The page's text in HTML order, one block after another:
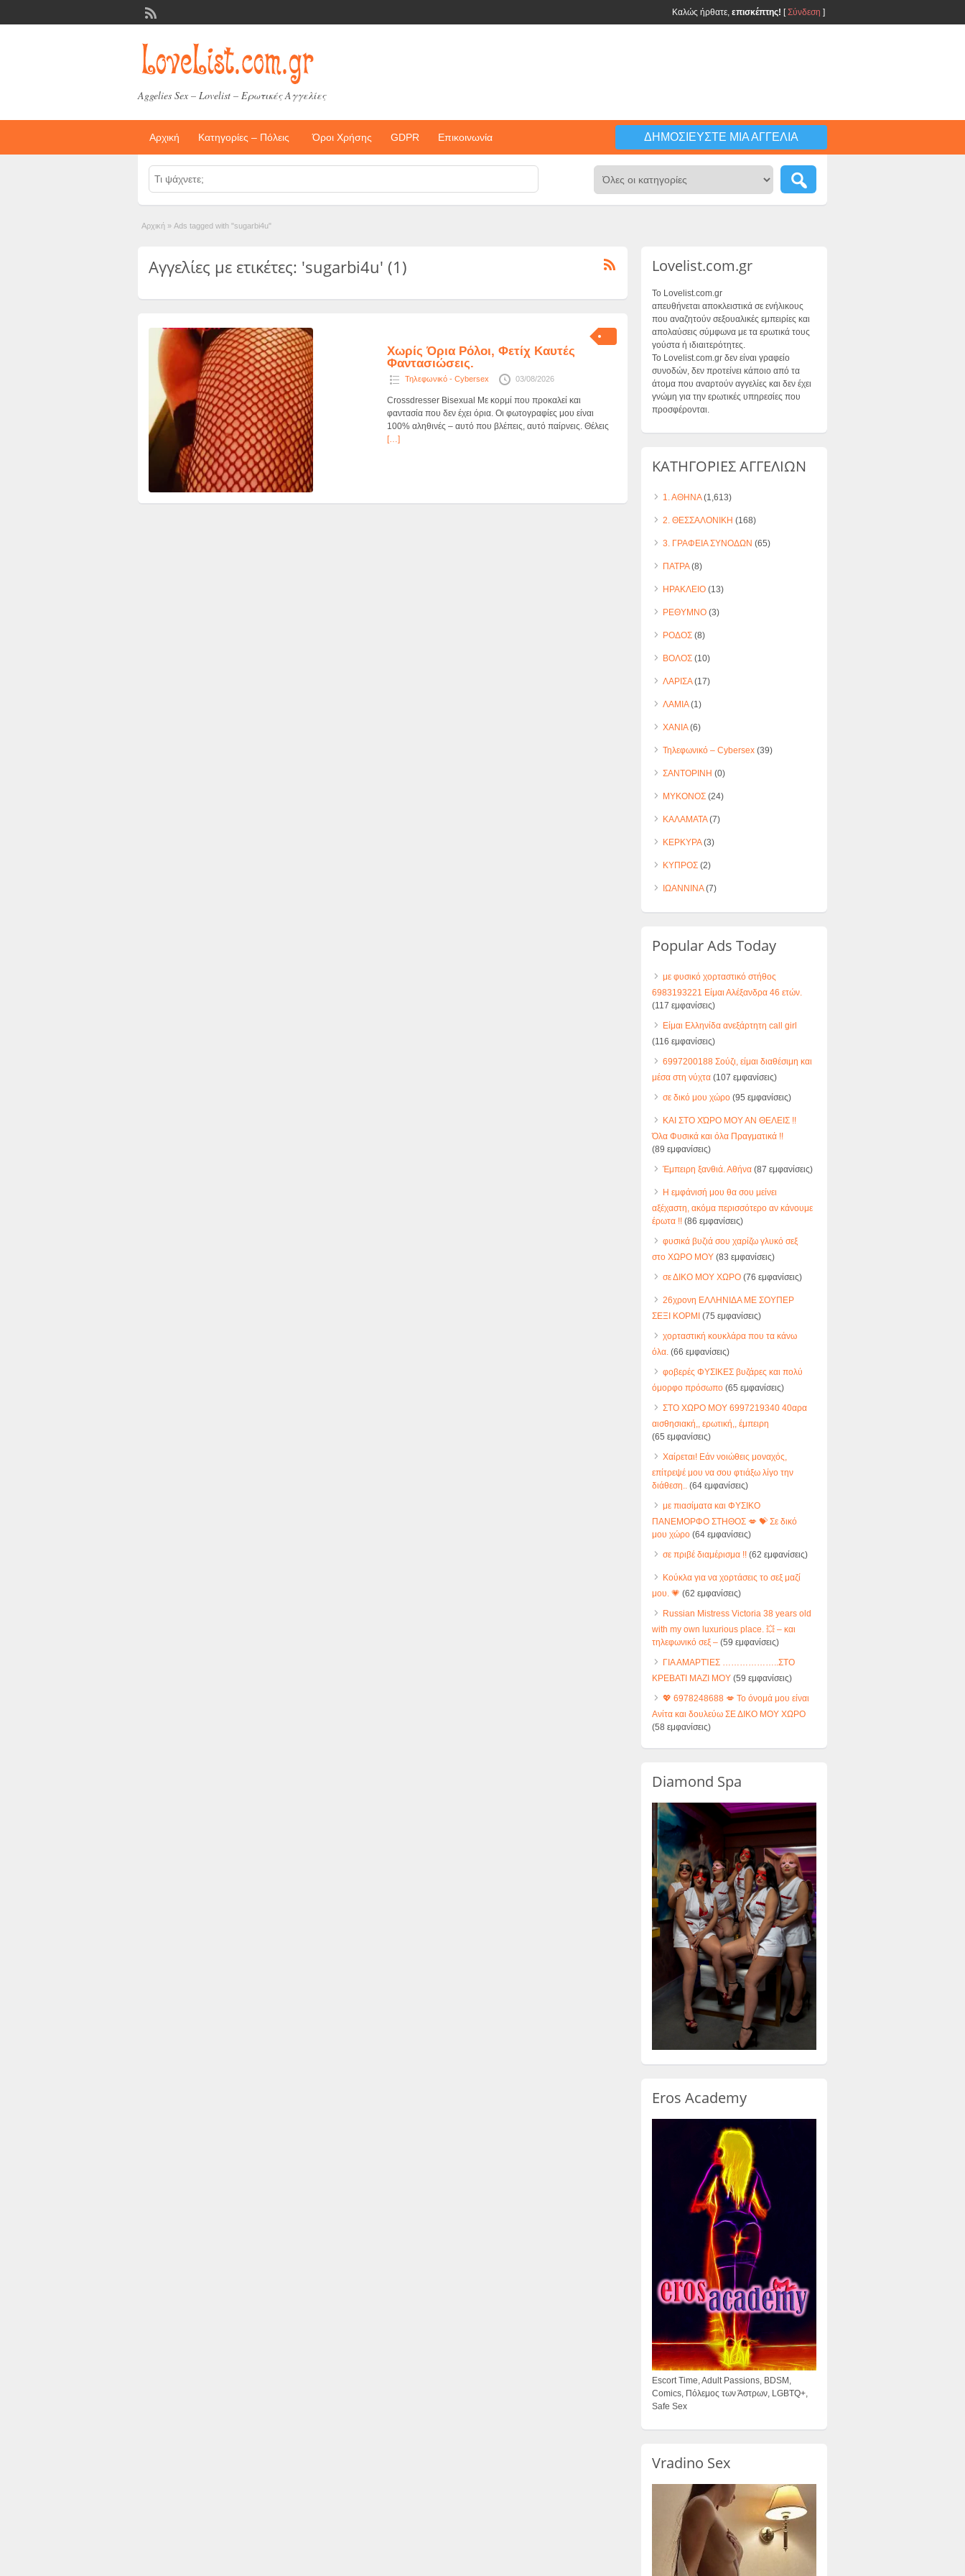
Καλώς ήρθατε, επισκέπτης! [Σύνδεση ]
Aggelies Sex – Lovelist – Ερωτικές Αγγελίες
Αρχική Κατηγορίες – Πόλεις Όροι Χρήσης GDPR Επικοινωνία ΔΗΜΟΣΙΕΎΣΤΕ ΜΙΑ ΑΓΓΕΛΊΑ
Αρχική » Ads tagged with "sugarbi4u"
Αγγελίες με ετικέτες: 'sugarbi4u' (1)
Χωρίς Όρια Ρόλοι, Φετίχ Καυτές
Φαντασιώσεις.
Τηλεφωνικό - Cybersex 03/08/2026
Crossdresser Bisexual Με κορμί που προκαλεί και
φαντασία που δεν έχει όρια. Οι φωτογραφίες μου είναι
100% αληθινές – αυτό που βλέπεις, αυτό παίρνεις. Θέλεις
[…]
Lovelist.com.gr
Το Lovelist.com.gr
απευθήνεται αποκλειστικά σε ενήλικους
που αναζητούν σεξουαλικές εμπειρίες και
απολαύσεις σύμφωνα με τα ερωτικά τους
γούστα ή ιδιαιτερότητες.
Το Lovelist.com.gr δεν είναι γραφείο
συνοδών, δεν προτείνει κάποιο από τα
άτομα που αναρτούν αγγελίες και δεν έχει
γνώμη για την ερωτικές υπηρεσίες που
προσφέρονται.
ΚΑΤΗΓΟΡΙΕΣ ΑΓΓΕΛΙΩΝ
1. ΑΘΗΝΑ(1,613)
2. ΘΕΣΣΑΛΟΝΙΚΗ (168)
3. ΓΡΑΦΕΙΑ ΣΥΝΟΔΩΝ (65)
ΠΑΤΡΑ(8)
ΗΡΑΚΛΕΙΟ(13)
ΡΕΘΥΜΝΟ(3)
ΡΟΔΟΣ(8)
ΒΟΛΟΣ(10)
ΛΑΡΙΣΑ(17)
ΛΑΜΙΑ(1)
ΧΑΝΙΑ(6)
Τηλεφωνικό – Cybersex(39)
ΣΑΝΤΟΡΙΝΗ (0)
ΜΥΚΟΝΟΣ(24)
ΚΑΛΑΜΑΤΑ(7)
ΚΕΡΚΥΡΑ(3)
ΚΥΠΡΟΣ(2)
ΙΩΑΝΝΙΝΑ(7)
Popular Ads Today
με φυσικό χορταστικό στήθος
6983193221 Είμαι Αλέξανδρα 46 ετών.
(117 εμφανίσεις)
Είμαι Ελληνίδα ανεξάρτητη call girl
(116 εμφανίσεις)
6997200188 Σούζι, είμαι διαθέσιμη και
μέσα στη νύχτα(107 εμφανίσεις)
σε δικό μου χώρο(95 εμφανίσεις)
ΚΑΙ ΣΤΟ ΧΏΡΟ ΜΟΥ ΑΝ ΘΕΛΕΙΣ !!
Όλα Φυσικά και όλα Πραγματικά !!
(89 εμφανίσεις)
Έμπειρη ξανθιά. Αθήνα(87 εμφανίσεις)
Η εμφάνισή μου θα σου μείνει
αξέχαστη, ακόμα περισσότερο αν κάνουμε
έρωτα !!(86 εμφανίσεις)
φυσικά βυζιά σου χαρίζω γλυκό σεξ
στο ΧΩΡΟ ΜΟΥ(83 εμφανίσεις)
σε ΔΙΚΟ ΜΟΥ ΧΩΡΟ(76 εμφανίσεις)
26χρονη ΕΛΛΗΝΙΔΑ ΜΕ ΣΟΥΠΕΡ
ΣΕΞΙ ΚΟΡΜΙ (75 εμφανίσεις)
χορταστική κουκλάρα που τα κάνω
όλα.(66 εμφανίσεις)
φοβερές ΦΥΣΙΚΕΣ βυζάρες και πολύ
όμορφο πρόσωπο(65 εμφανίσεις)
ΣΤΟ ΧΩΡΟ ΜΟΥ 6997219340 40αρα
αισθησιακή,, ερωτική,, έμπειρη
(65 εμφανίσεις)
Χαίρεται! Εάν νοιώθεις μοναχός,
επίτρεψέ μου να σου φτιάξω λίγο την
διάθεση..(64 εμφανίσεις)
με πιασίματα και ΦΥΣΙΚΟ
ΠΑΝΕΜΟΡΦΟ ΣΤΗΘΟΣ 💋 💝 Σε δικό
μου χώρο(64 εμφανίσεις)
σε πριβέ διαμέρισμα !!(62 εμφανίσεις)
Κούκλα για να χορτάσεις το σεξ μαζί
μου. 💗 (62 εμφανίσεις)
Russian Mistress Victoria 38 years old
with my own luxurious place. 💥 – και
τηλεφωνικό σεξ –(59 εμφανίσεις)
ΓΙΑ ΑΜΑΡΤΊΕΣ ………………..ΣΤΟ
ΚΡΕΒΑΤΙ ΜΑΖΙ ΜΟΥ(59 εμφανίσεις)
💖 6978248688 💋 Το όνομά μου είναι
Ανίτα και δουλεύω ΣΕ ΔΙΚΟ ΜΟΥ ΧΩΡΟ
(58 εμφανίσεις)
Diamond Spa
Eros Academy
Escort Time, Adult Passions, BDSM,
Comics, Πόλεμος των Άστρων, LGBTQ+,
Safe Sex
Vradino Sex